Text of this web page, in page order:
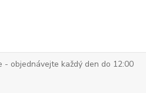
- objednávejte každý den do 12:00